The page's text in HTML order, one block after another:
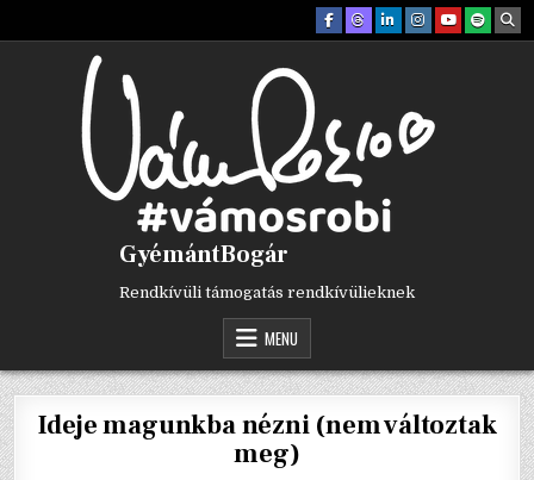
GyémántBogár
Rendkívüli támogatás rendkívülieknek
MENU
Ideje magunkba nézni (nem változtak
meg)